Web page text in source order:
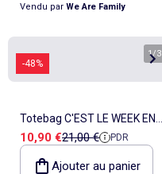
Vendu par We Are Family
-48%
1/3
Totebag C'EST LE WEEK END
! AH NON C'EST VRAI JE SUIS
MAMAN 2 WAF
Prix de vente
10,90 €Prix de référence
21,00 € PDR
Ajouter au panier